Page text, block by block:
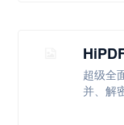
超级全
并、解